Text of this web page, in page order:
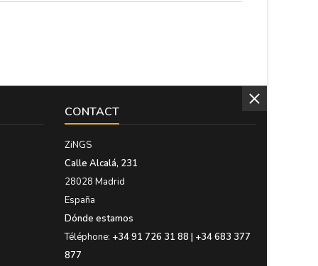
CONTACT
ZiNGS
Calle Alcalá, 231
28028 Madrid
España
Dónde estamos
Téléphone: +34 91 726 31 88 | +34 683 377
877